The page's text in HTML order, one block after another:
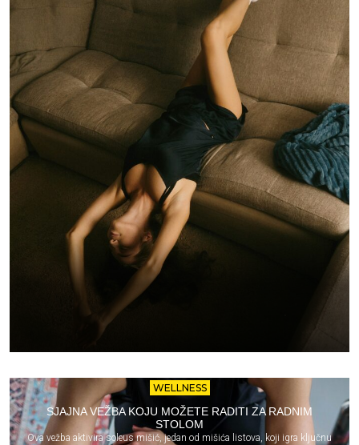
WELLNESS
SJAJNA VEŽBA KOJU MOŽETE RADITI ZA RADNIM
STOLOM
Ova vežba aktivira soleus mišić, jedan od mišića listova, koji igra ključnu